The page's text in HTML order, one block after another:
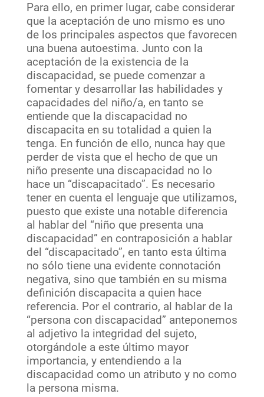
Para ello, en primer lugar, cabe considerar
que la aceptación de uno mismo es uno
de los principales aspectos que favorecen
una buena autoestima. Junto con la
aceptación de la existencia de la
discapacidad, se puede comenzar a
fomentar y desarrollar las habilidades y
capacidades del niño/a, en tanto se
entiende que la discapacidad no
discapacita en su totalidad a quien la
tenga. En función de ello, nunca hay que
perder de vista que el hecho de que un
niño presente una discapacidad no lo
hace un “discapacitado”. Es necesario
tener en cuenta el lenguaje que utilizamos,
puesto que existe una notable diferencia
al hablar del “niño que presenta una
discapacidad” en contraposición a hablar
del “discapacitado”, en tanto esta última
no sólo tiene una evidente connotación
negativa, sino que también en su misma
definición discapacita a quien hace
referencia. Por el contrario, al hablar de la
“persona con discapacidad” anteponemos
al adjetivo la integridad del sujeto,
otorgándole a este último mayor
importancia, y entendiendo a la
discapacidad como un atributo y no como
la persona misma.